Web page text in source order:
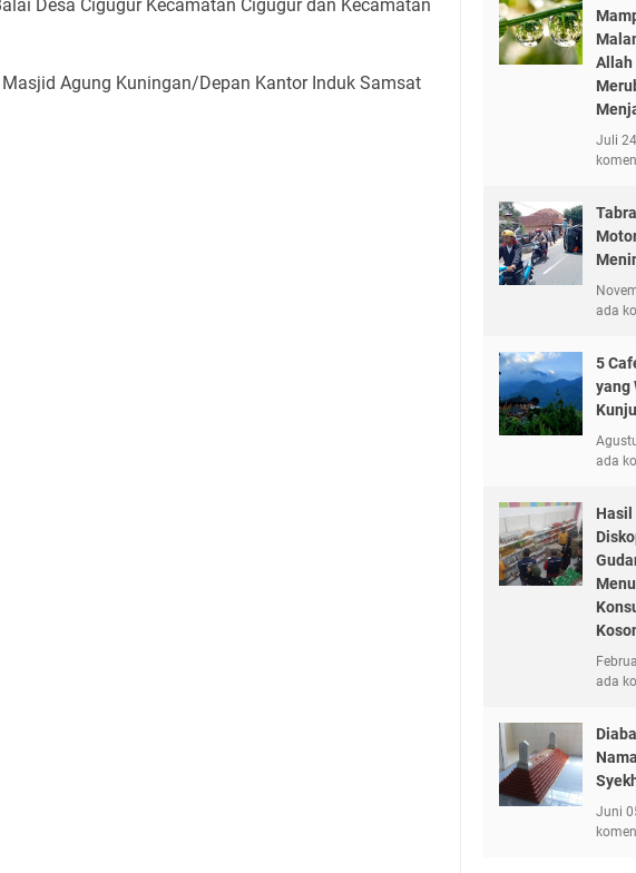
Desa Cigugur Kecamatan Cigugur dan Kecamatan
Agung Kuningan/Depan Kantor Induk Samsat
Allah
Juli
ada
5
yang
ada
Hasil
ada
Juni